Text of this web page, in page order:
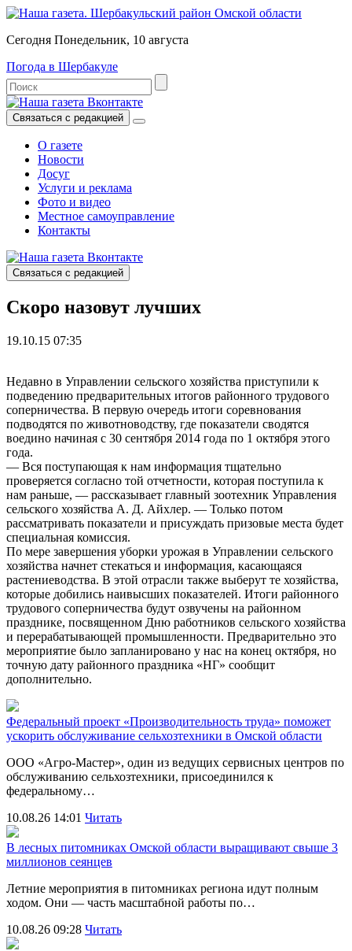
Сегодня Понедельник, 10 августа
Погода в Шербакуле
Связаться с редакцией
О газете
Новости
Досуг
Услуги и реклама
Фото и видео
Местное самоуправление
Контакты
Связаться с редакцией
Скоро назовут лучших
19.10.15 07:35
Недавно в Управлении сельского хозяйства приступили к
подведению предварительных итогов районного трудового
соперничества. В первую очередь итоги соревнования
подводятся по животноводству, где показатели сводятся
воедино начиная с 30 сентября 2014 года по 1 октября этого
года.
— Вся поступающая к нам информация тщательно
проверяется согласно той отчетности, которая поступила к
нам раньше, — рассказывает главный зоотехник Управления
сельского хозяйства А. Д. Айхлер. — Только потом
рассматривать показатели и присуждать призовые места будет
специальная комиссия.
По мере завершения уборки урожая в Управлении сельского
хозяйства начнет стекаться и информация, касающаяся
растениеводства. В этой отрасли также выберут те хозяйства,
которые добились наивысших показателей. Итоги районного
трудового соперничества будут озвучены на районном
празднике, посвященном Дню работников сельского хозяйства
и перерабатывающей промышленности. Предварительно это
мероприятие было запланировано у нас на конец октября, но
точную дату районного праздника «НГ» сообщит
дополнительно.
Федеральный проект «Производительность труда» поможет
ускорить обслуживание сельхозтехники в Омской области
ООО «Агро‑Мастер», один из ведущих сервисных центров по
обслуживанию сельхозтехники, присоединился к
федеральному…
10.08.26 14:01 Читать
В лесных питомниках Омской области выращивают свыше 3
миллионов сеянцев
Летние мероприятия в питомниках региона идут полным
ходом. Они — часть масштабной работы по…
10.08.26 09:28 Читать